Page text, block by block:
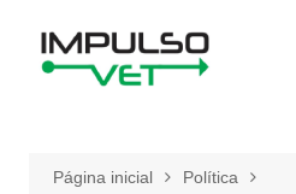
Página inicial
Política